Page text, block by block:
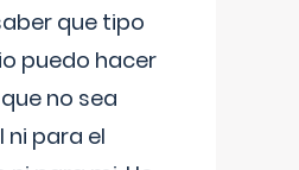
que tipo
puedo hacer
no sea
ni para el